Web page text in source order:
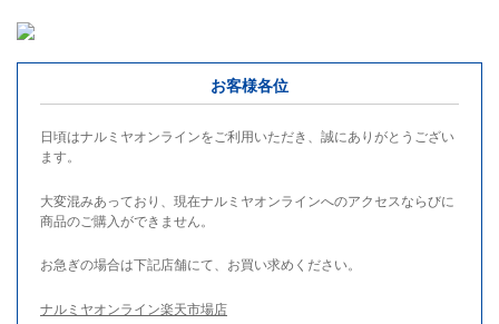
お客様各位
日頃はナルミヤオンラインをご利用いただき、誠にありがとうござい
ます。
大変混みあっており、現在ナルミヤオンラインへのアクセスならびに
商品のご購入ができません。
お急ぎの場合は下記店舗にて、お買い求めください。
ナルミヤオンライン楽天市場店